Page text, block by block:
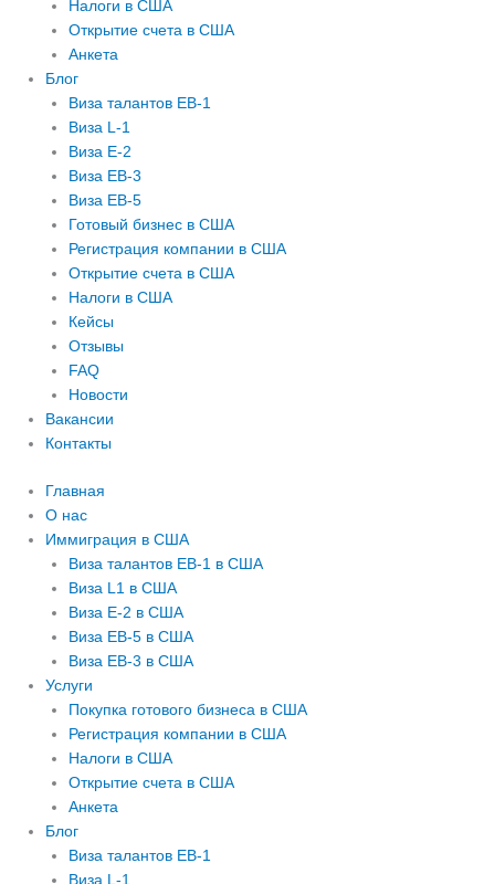
Налоги в США
Открытие счета в США
Анкета
Блог
Виза талантов EB-1
Виза L-1
Виза E-2
Виза EB-3
Виза EB-5
Готовый бизнес в США
Регистрация компании в США
Открытие счета в США
Налоги в США
Кейсы
Отзывы
FAQ
Новости
Вакансии
Контакты
Главная
О нас
Иммиграция в США
Виза талантов EB-1 в США
Виза L1 в США
Виза E-2 в США
Виза EB-5 в США
Виза EB-3 в США
Услуги
Покупка готового бизнеса в США
Регистрация компании в США
Налоги в США
Открытие счета в США
Анкета
Блог
Виза талантов EB-1
Виза L-1